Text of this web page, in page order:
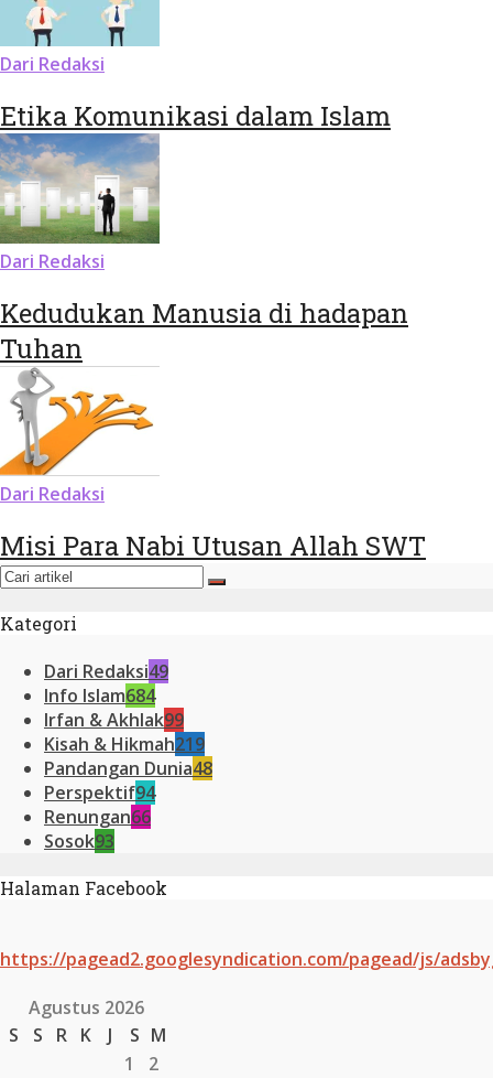
Dari Redaksi
Etika Komunikasi dalam Islam
Dari Redaksi
Kedudukan Manusia di hadapan
Tuhan
Dari Redaksi
Misi Para Nabi Utusan Allah SWT
Kategori
Dari Redaksi49
Info Islam684
Irfan & Akhlak99
Kisah & Hikmah219
Pandangan Dunia48
Perspektif94
Renungan66
Sosok93
Halaman Facebook
https://pagead2.googlesyndication.com/pagead/js/
Agustus 2026
S
S R K J S M
1
2